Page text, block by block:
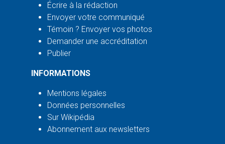
Écrire à la rédaction
Envoyer votre communiqué
Témoin ? Envoyer vos photos
Demander une accréditation
Publier
INFORMATIONS
Mentions légales
Données personnelles
Sur Wikipédia
Abonnement aux newsletters